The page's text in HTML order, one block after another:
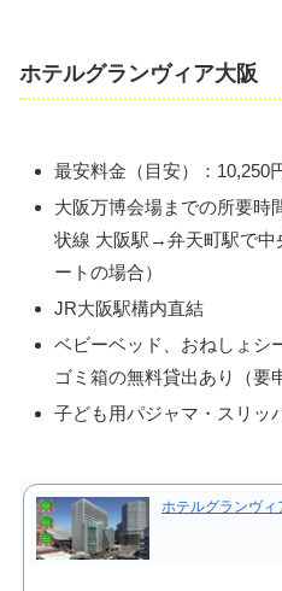
ホテルグランヴィア大阪
最安料金（目安）：10,250
大阪万博会場までの所要時
状線 大阪駅→弁天町駅で
ートの場合）
JR大阪駅構内直結
ベビーベッド、おねしょシ
ゴミ箱の無料貸出あり（要
子ども用パジャマ・スリッ
ホテルグランヴィ